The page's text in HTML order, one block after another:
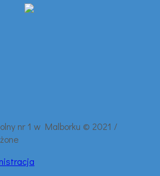
nr 1 w Malborku © 2021 /